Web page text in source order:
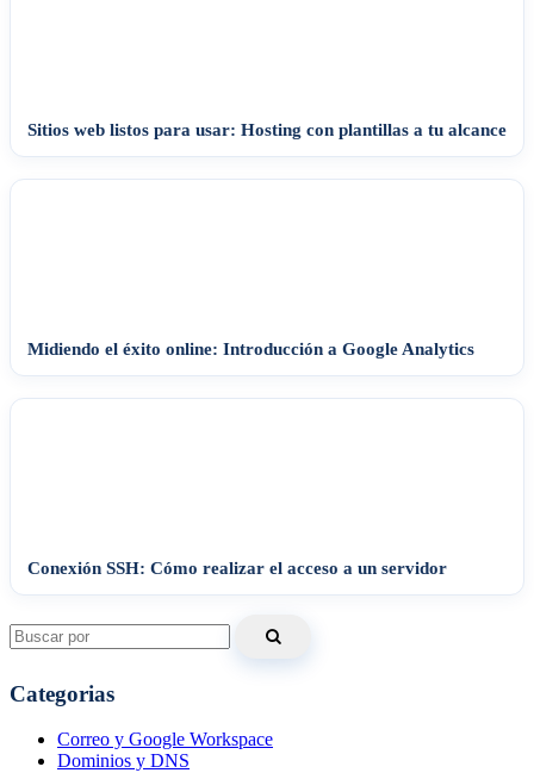
Sitios web listos para usar: Hosting con plantillas a tu alcance
Midiendo el éxito online: Introducción a Google Analytics
Conexión SSH: Cómo realizar el acceso a un servidor
Search
for:
Categorias
Correo y Google Workspace
Dominios y DNS